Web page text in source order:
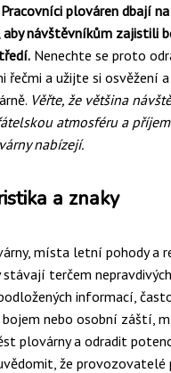
Pracovníci plováren dbají
návštěvníkům zajistili
Nenechte se proto
řečmi a užijte si osvěžení
Věřte, že většina
atmosféru a
nabízejí.
a znaky
místa letní pohody a
stávají terčem
informací,
bojem nebo osobní záští,
plovárny a odradit
že provozovatelé